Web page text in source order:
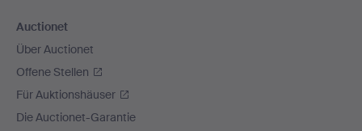
Auctionet
Über Auctionet
Offene Stellen
Für Auktionshäuser
Die Auctionet-Garantie